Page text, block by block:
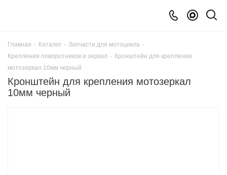
Главная - Каталог - Запчасти для мотоцикла -
Крепления поворотников и зеркал - Кронштейн для крепления
мотозеркал 10мм черный
Кронштейн для крепления мотозеркал
10мм черный